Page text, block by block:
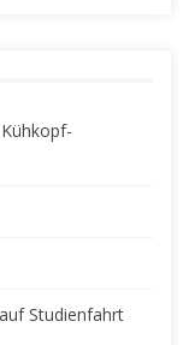
Studienfahrt